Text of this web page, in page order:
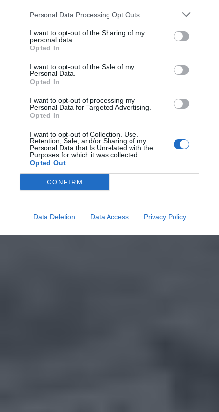
Personal Data Processing Opt Outs
I want to opt-out of the Sharing of my
personal data.
Opted In
I want to opt-out of the Sale of my
Personal Data.
Opted In
I want to opt-out of processing my
Personal Data for Targeted Advertising.
Opted In
I want to opt-out of Collection, Use,
Retention, Sale, and/or Sharing of my
Personal Data that Is Unrelated with the
Purposes for which it was collected.
Opted Out
CONFIRM
Data Deletion Data Access Privacy Policy